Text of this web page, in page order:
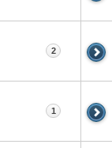
2
1